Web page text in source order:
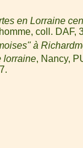
en Lorraine
coll. DAF,
à
lorraine, Nancy,